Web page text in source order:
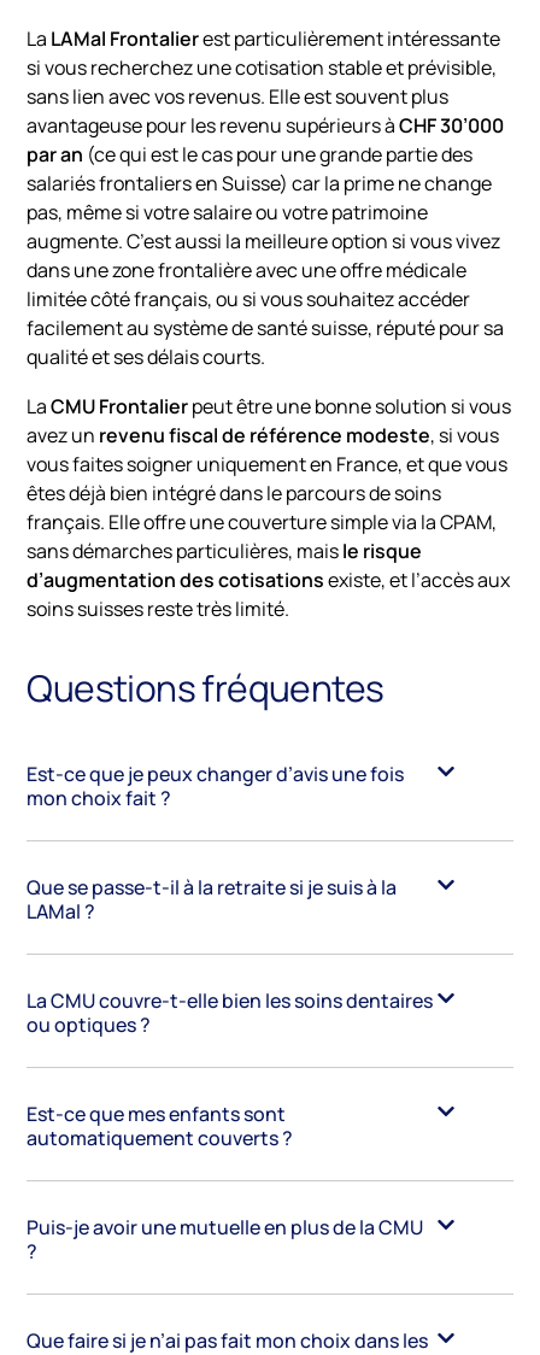
La LAMal Frontalierest particulièrement intéressante
si vous recherchez une cotisation stable et prévisible,
sans lien avec vos revenus. Elle est souvent plus
avantageuse pour les revenu supérieurs àCHF 30’000
par an (ce qui est le cas pour une grande partie des
salariés frontaliers en Suisse) car la prime ne change
pas, même si votre salaire ou votre patrimoine
augmente. C’est aussi la meilleure option si vous vivez
dans une zone frontalière avec une offre médicale
limitée côté français, ou si vous souhaitez accéder
facilement au système de santé suisse, réputé pour sa
qualité et ses délais courts.
LaCMU Frontalierpeut être une bonne solution si vous
avez un revenu fiscal de référence modeste, si vous
vous faites soigner uniquement en France, et que vous
êtes déjà bien intégré dans le parcours de soins
français. Elle offre une couverture simple via la CPAM,
sans démarches particulières, maisle risque
d’augmentation des cotisationsexiste, et l’accès aux
soins suisses reste très limité.
Questions fréquentes
Est-ce que je peux changer d’avis une fois
mon choix fait ?
Que se passe-t-il à la retraite si je suis à la
LAMal ?
La CMU couvre-t-elle bien les soins dentaires
ou optiques ?
Est-ce que mes enfants sont
automatiquement couverts ?
Puis-je avoir une mutuelle en plus de la CMU
?
Que faire si je n’ai pas fait mon choix dans les